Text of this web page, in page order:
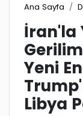
Ana Sayfa
İran'la
Yeni
Libya